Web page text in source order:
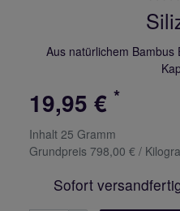
Aus natürlichem Bambus
19,95 € *
Inhalt 25 Gramm
Grundpreis 798,00 € /
Sofort